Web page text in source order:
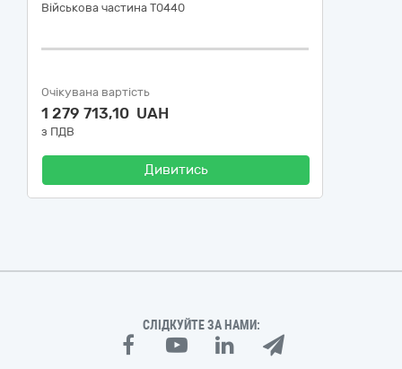
Військова частина Т0440
Очікувана вартість
1 279 713,10 UAH
з ПДВ
Дивитись
СЛІДКУЙТЕ ЗА НАМИ: